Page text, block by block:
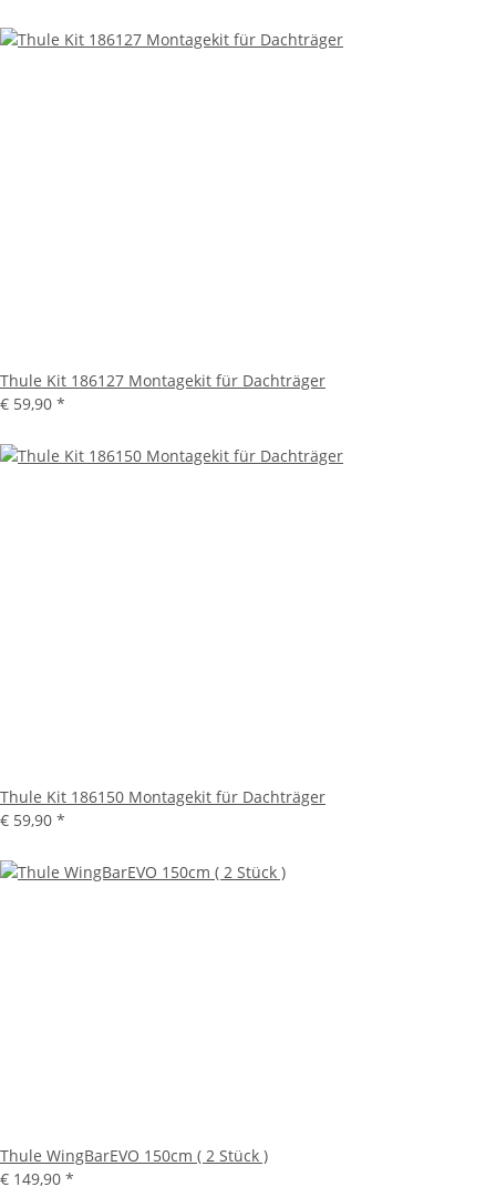
Thule Kit 186127 Montagekit für Dachträger
€ 59,90 *
Thule Kit 186150 Montagekit für Dachträger
€ 59,90 *
Thule WingBarEVO 150cm ( 2 Stück )
€ 149,90 *